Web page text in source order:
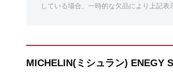
している場合、一時的な欠品により上記表
MICHELIN(ミシュラン) ENEGY